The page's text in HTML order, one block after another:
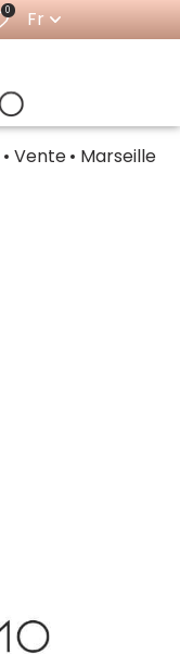
0 Fr
Vente
Marseille